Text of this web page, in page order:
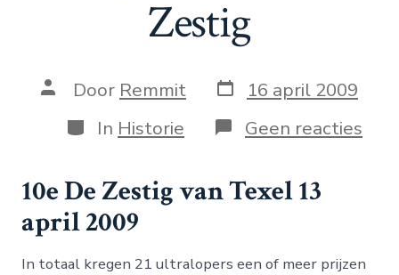
Zestig
Auteur
bericht
Door Remmit Berichtdatum
16 april 2009
Categorieën
In Historie Geen reacties
10e De Zestig van Texel 13
april 2009
In totaal kregen 21 ultralopers een of meer prijzen